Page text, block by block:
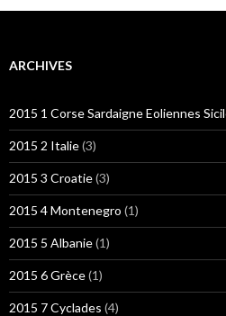
ARCHIVES
2015 1 Corse Sardaigne Eoliennes
2015 2 Italie(3)
2015 3 Croatie(3)
2015 4 Montenegro (1)
2015 5 Albanie(1)
2015 6 Grèce(1)
2015 7 Cyclades (4)